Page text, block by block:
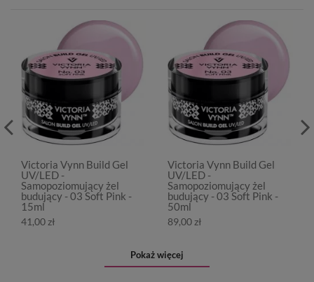
Victoria Vynn Build Gel
UV/LED -
Samopoziomujący żel
budujący - 03 Soft Pink -
15ml
41,00 zł
Victoria Vynn Build Gel
UV/LED -
Samopoziomujący żel
budujący - 03 Soft Pink -
50ml
89,00 zł
Pokaż więcej